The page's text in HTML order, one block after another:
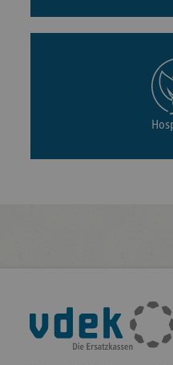
Fußleisten-
Navigation